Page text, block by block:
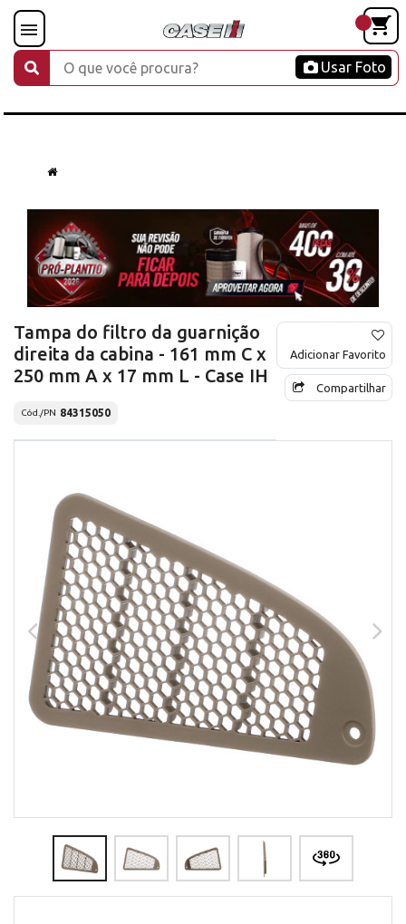
Usar Foto
Tampa do filtro da guarnição
direita da cabina - 161 mm C x
250 mm A x 17 mm L - Case IH
Cód./PN 84315050
Adicionar Favorito
Compartilhar